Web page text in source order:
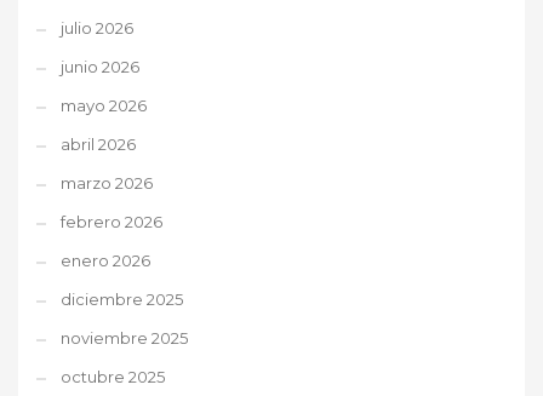
julio 2026
junio 2026
mayo 2026
abril 2026
marzo 2026
febrero 2026
enero 2026
diciembre 2025
noviembre 2025
octubre 2025